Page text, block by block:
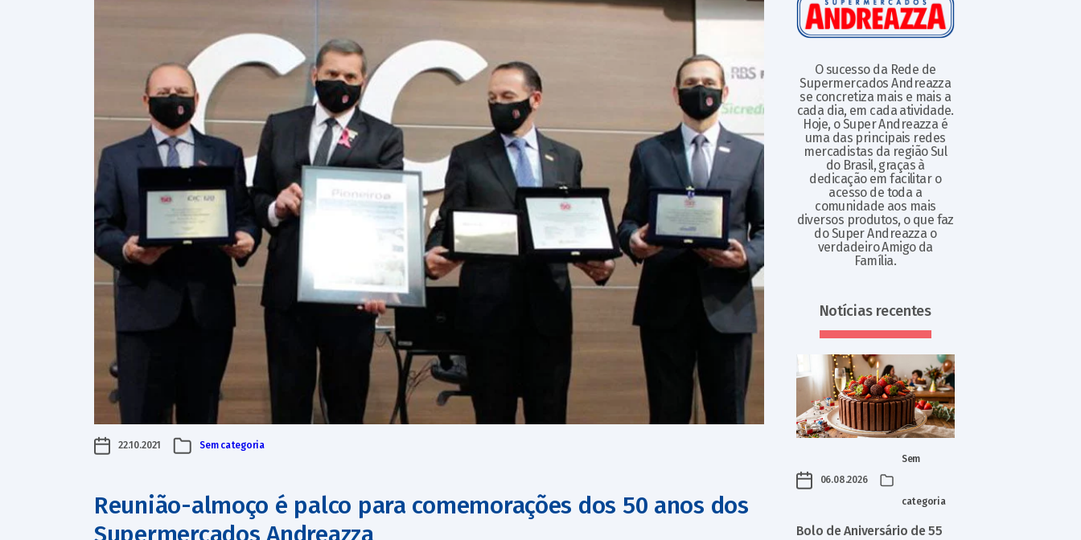
22.10.2021 Sem categoria
Reunião-almoço é palco para comemorações dos 50 anos dos
O sucesso da Rede de
Supermercados Andreazza
se concretiza mais e mais a
cada dia, em cada atividade.
Hoje, o Super Andreazza é
uma das principais redes
mercadistas da região Sul
do Brasil, graças à
dedicação em facilitar o
acesso de toda a
comunidade aos mais
diversos produtos, o que faz
do Super Andreazza o
verdadeiro Amigo da
Família.
Notícias recentes
06.08.2026
Sem
categoria
Bolo de Aniversário de 55